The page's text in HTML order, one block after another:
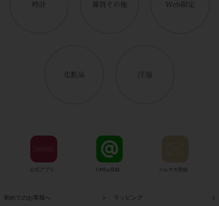
公式アプリ LINE@登録 メルマガ登録
初めてのお客様へ ラッピング